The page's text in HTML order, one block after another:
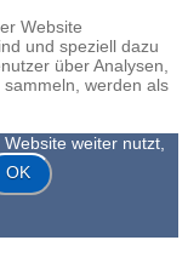
Website
und speziell dazu
über Analysen,
werden als
weiter nutzt,
OK